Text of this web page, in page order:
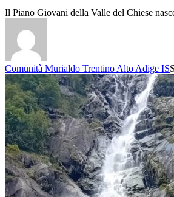
Il Piano Giovani della Valle del Chiese
Comunità Murialdo Trentino Alto Adige IS